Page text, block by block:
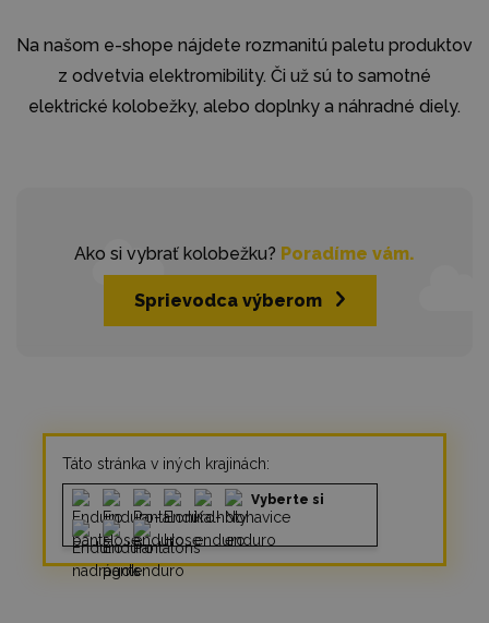
Na našom e-shope nájdete rozmanitú paletu produktov
z odvetvia elektromibility. Či už sú to samotné
elektrické kolobežky, alebo doplnky a náhradné diely.
Ako si vybrať kolobežku? Poradíme vám.
Sprievodca výberom
Táto stránka v iných krajinách:
Vyberte si